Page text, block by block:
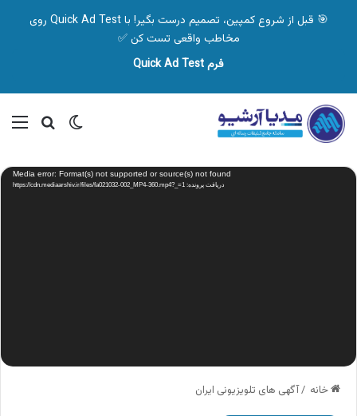
🎯 قبل از شروع کمپین، تصمیم درست بگیر! با Quick Ad Test روی
مخاطب واقعی تست کن ✅
فرم Quick Ad Test
تغییر پوسته
نمایشگر
ویدیو Media error: Format(s) not supported or source(s) not found
دریافت پرونده: https://cdn.mediaarshiv.ir/files/fa021032-002_MP4-360.mp4?_=1
خانه /آگهی های تلویزیونی ایران